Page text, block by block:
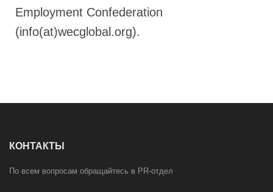
Employment Confederation
(info(at)wecglobal.org).
КОНТАКТЫ
По всем вопросам обращайтесь в PR-отдел